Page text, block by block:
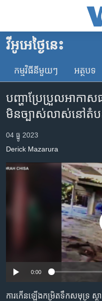
គេហទំព័រ​
ទាក់ទង
និង​
ចូល​
ទំព័រ​
ម្តង
រំលង​
និង​
កាន់​
កម្ពុជា
អន្តរជាតិ
ចិន
កម្ពុជាច្នៃប្រតិដ្ឋ
បណ្តាញ​សង្គម
វីអូអេថ្ងៃនេះ
កម្មវិធី​នីមួយៗ អត្ថបទ​
បញ្ហាប្រែប្រួលអាកាស
មិនច្បាស់លាស់នៅតំបន់
04 ធ្នូ 2023
Derick Mazarura
No media
0:00
ការកើនឡើងកម្រិតទឹកសមុទ្រ ស្ថ